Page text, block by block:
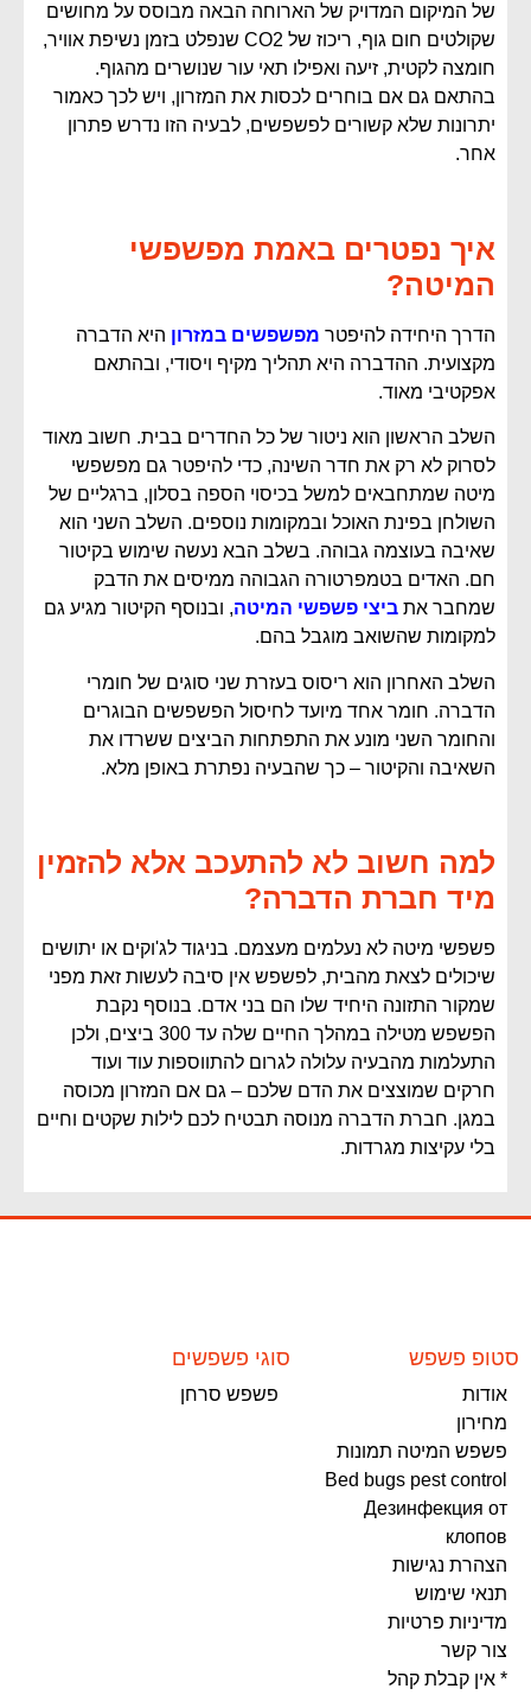
של המיקום המדויק של הארוחה הבאה מבוסס על מחושים
שקולטים חום גוף, ריכוז של CO2 שנפלט בזמן נשיפת אוויר,
חומצה לקטית, זיעה ואפילו תאי עור שנושרים מהגוף.
בהתאם גם אם בוחרים לכסות את המזרון, ויש לכך כאמור
יתרונות שלא קשורים לפשפשים, לבעיה הזו נדרש פתרון
אחר.
איך נפטרים באמת מפשפשי
המיטה?
הדרך היחידה להיפטר מפשפשים במזרון היא הדברה
מקצועית. ההדברה היא תהליך מקיף ויסודי, ובהתאם
אפקטיבי מאוד.
השלב הראשון הוא ניטור של כל החדרים בבית. חשוב מאוד
לסרוק לא רק את חדר השינה, כדי להיפטר גם מפשפשי
מיטה שמתחבאים למשל בכיסוי הספה בסלון, ברגליים של
השולחן בפינת האוכל ובמקומות נוספים. השלב השני הוא
שאיבה בעוצמה גבוהה. בשלב הבא נעשה שימוש בקיטור
חם. האדים בטמפרטורה הגבוהה ממיסים את הדבק
שמחבר את ביצי פשפשי המיטה, ובנוסף הקיטור מגיע גם
למקומות שהשואב מוגבל בהם.
השלב האחרון הוא ריסוס בעזרת שני סוגים של חומרי
הדברה. חומר אחד מיועד לחיסול הפשפשים הבוגרים
והחומר השני מונע את התפתחות הביצים ששרדו את
השאיבה והקיטור – כך שהבעיה נפתרת באופן מלא.
למה חשוב לא להתעכב אלא להזמין
מיד חברת הדברה?
פשפשי מיטה לא נעלמים מעצמם. בניגוד לג'וקים או יתושים
שיכולים לצאת מהבית, לפשפש אין סיבה לעשות זאת מפני
שמקור התזונה היחיד שלו הם בני אדם. בנוסף נקבת
הפשפש מטילה במהלך החיים שלה עד 300 ביצים, ולכן
התעלמות מהבעיה עלולה לגרום להתווספות עוד ועוד
חרקים שמוצצים את הדם שלכם – גם אם המזרון מכוסה
במגן. חברת הדברה מנוסה תבטיח לכם לילות שקטים וחיים
בלי עקיצות מגרדות.
סטופ פשפש
אודות
מחירון
פשפש המיטה תמונות
Bed bugs pest control
Дезинфекция от
клопов
הצהרת נגישות
תנאי שימוש
מדיניות פרטיות
צור קשר
* אין קבלת קהל
סוגי פשפשים
פשפש סרחן